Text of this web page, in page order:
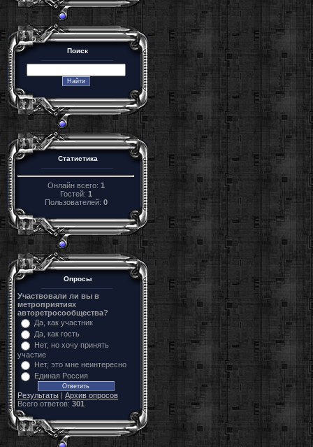
Поиск
Статистика
Онлайн всего: 1
Гостей: 1
Пользователей: 0
Опросы
Участвовали ли вы в
метроприятиях
авторетросообщества?
Да, как участник
Да, как гость
Нет, но хочу принять
участие
Нет, это мне неинтересно
Единая Россия
Результаты | Архив опросов
Всего ответов: 301